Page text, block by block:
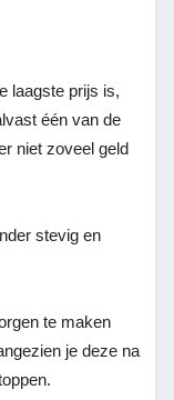
laagste prijs is,
één van de
niet zoveel geld
stevig en
te maken
je deze na